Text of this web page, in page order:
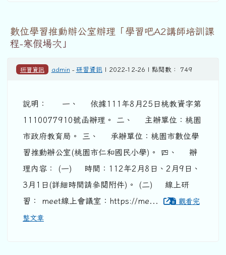
數位學習推動辦公室辦理「學習吧A2講師培訓課
程-寒假場次」
研習資訊 admin - 研習資訊| 2022-12-26 | 點閱數： 749
說明： 一、 依據111年8月25日桃教資字第
1110077910號函辦理。 二、 主辦單位：桃園
市政府教育局。 三、 承辦單位：桃園市數位學
習推動辦公室(桃園市仁和國民小學)。 四、 辦
理內容： (一) 時間：112年2月8日、2月9日、
3月1日(詳細時間請參閱附件)。 (二) 線上研
習： meet線上會議室：https://me...
觀看完
整文章